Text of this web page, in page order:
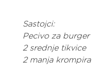
Sastojci:
Pecivo za burger
2 srednje tikvice
2 manja krompira